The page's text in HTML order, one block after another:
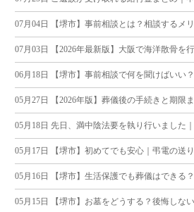
07月04日 【堺市】事前相談とは？相談するメリット・相
07月03日 【2026年最新版】大阪で海洋散骨を行う
06月18日 【堺市】事前相談で何を聞けばいい？葬
05月27日 【2026年版】葬儀後の手続きと期限まとめ
05月18日 先日、満中陰法要を執り行いました｜法要
05月17日 【堺市】初めてでも安心｜弔電の送り方
05月16日 【堺市】生活保護でも葬儀はできる？葬祭扶
05月15日 【堺市】お墓をどうする？後悔しないための